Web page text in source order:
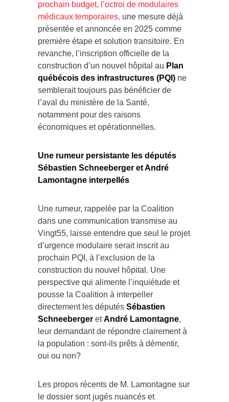
prochain budget, l’octroi de modulaires
médicaux temporaires, une mesure déjà
présentée et annoncée en 2025 comme
première étape et solution transitoire. En
revanche, l’inscription officielle de la
construction d’un nouvel hôpital au Plan
québécois des infrastructures (PQI) ne
semblerait toujours pas bénéficier de
l’aval du ministère de la Santé,
notamment pour des raisons
économiques et opérationnelles.
Une rumeur persistante les députés
Sébastien Schneeberger et André
Lamontagne interpellés
Une rumeur, rappelée par la Coalition
dans une communication transmise au
Vingt55, laisse entendre que seul le projet
d’urgence modulaire serait inscrit au
prochain PQI, à l’exclusion de la
construction du nouvel hôpital. Une
perspective qui alimente l’inquiétude et
pousse la Coalition à interpeller
directement les députés Sébastien
Schneeberger etAndré Lamontagne,
leur demandant de répondre clairement à
la population : sont-ils prêts à démentir,
oui ou non?
Les propos récents de M. Lamontagne sur
le dossier sont jugés nuancés et